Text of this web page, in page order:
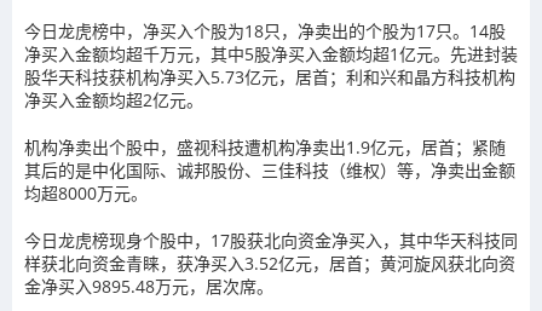
今日龙虎榜中，净买入个股为18只，净卖出的个股为17只。14股
净买入金额均超千万元，其中5股净买入金额均超1亿元。先进封装
股华天科技获机构净买入5.73亿元，居首； 利和兴和晶方科技机构
净买入金额均超2亿元。
机构净卖出个股中， 盛视科技遭机构净卖出1.9亿元，居首；紧随
其后的是中化国际、诚邦股份、三佳科技（维权）等，净卖出金额
均超8000万元。
今日龙虎榜现身个股中，17股获北向资金净买入，其中华天科技同
样获北向资金青睐，获净买入3.52亿元，居首； 黄河旋风获北向资
金净买入9895.48万元，居次席。